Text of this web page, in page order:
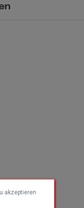
akzeptieren